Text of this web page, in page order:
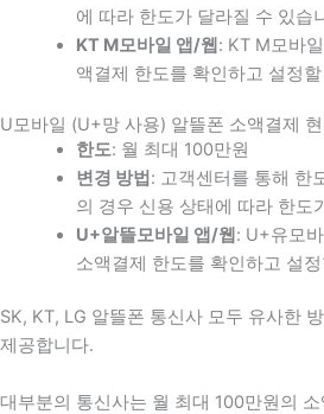
에 따라 한도가 달라질 수 있습
KT M모바일 앱/웹 : KT M모바
액결제 한도를 확인하고 설정
U모바일 (U+망 사용) 알뜰폰 소액결제
한도: 월 최대 100만원
변경 방법 : 고객센터를 통해 한
의 경우 신용 상태에 따라 한도
U+알뜰모바일 앱/웹 : U+유모
소액결제 한도를 확인하고 설
SK, KT, LG 알뜰폰 통신사 모두 유사한
제공합니다.
대부분의 통신사는 월 최대 100만원의